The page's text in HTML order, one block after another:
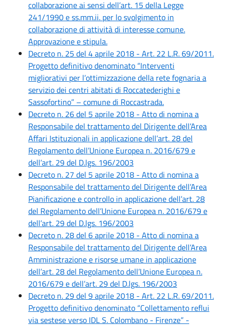
collaborazione ai sensi dell’art. 15 della Legge
241/1990 e ss.mm.ii. per lo svolgimento in
collaborazione di attività di interesse comune.
Approvazione e stipula.
Decreto n. 25 del 4 aprile 2018 - Art. 22 L.R. 69/2011.
Progetto definitivo denominato “Interventi
migliorativi per l’ottimizzazione della rete fognaria a
servizio dei centri abitati di Roccatederighi e
Sassofortino” – comune di Roccastrada.
Decreto n. 26 del 5 aprile 2018 - Atto di nomina a
Responsabile del trattamento del Dirigente dell’Area
Affari Istituzionali in applicazione dell’art. 28 del
Regolamento dell’Unione Europea n. 2016/679 e
dell’art. 29 del D.lgs. 196/2003
Decreto n. 27 del 5 aprile 2018 - Atto di nomina a
Responsabile del trattamento del Dirigente dell’Area
Pianificazione e controllo in applicazione dell’art. 28
del Regolamento dell’Unione Europea n. 2016/679 e
dell’art. 29 del D.lgs. 196/2003
Decreto n. 28 del 6 aprile 2018 - Atto di nomina a
Responsabile del trattamento del Dirigente dell’Area
Amministrazione e risorse umane in applicazione
dell’art. 28 del Regolamento dell’Unione Europea n.
2016/679 e dell’art. 29 del D.lgs. 196/2003
Decreto n. 29 del 9 aprile 2018 - Art. 22 L.R. 69/2011.
Progetto definitivo denominato “Collettamento reflui
via sestese verso IDL S. Colombano - Firenze” -